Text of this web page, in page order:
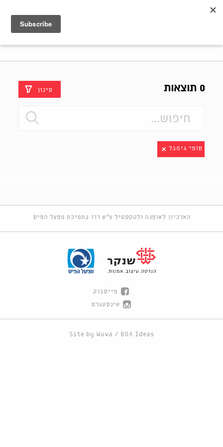
0 תוצאות סינון
סופי גימבל
הארכיון לאופנה ולטקסטיל ע"ש רוז בתמיכת מפעל הפיס
פייסבוק
אינסטגרם
Site by Wuwa / BOA Ideas